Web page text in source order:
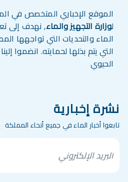
الموقع الإخباري المتخصص في
لوزارة التجهيز والماء, نهدف إلى
الماء والتحديات التي تواجهها
التي يتم بذلها لحمايته. انضموا
الحيوي
نشرة إخبارية
تابعوا أخبار الماء في جميع أنحاء المملكة